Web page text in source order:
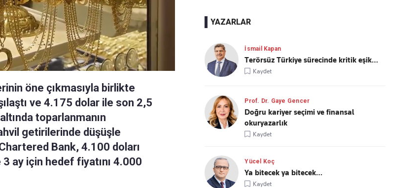
öne çıkmasıyla birlikte
ve 4.175 dolar ile son 2,5
toparlanmanın
getirilerinde düşüşle
Bank, 4.100 doları
ay için hedef fiyatını 4.000
YAZARLAR
İsmail Kapan
Terörsüz Türkiye sürecinde kritik eşik…
Kaydet
Prof. Dr. Gaye Gencer
Doğru kariyer seçimi ve finansal
okuryazarlık
Kaydet
Yücel Koç
Ya bitecek ya bitecek…
Kaydet